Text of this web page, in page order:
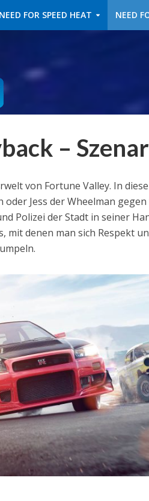
NEED FOR SPEED HEAT NEED
–
von Fortune Valley. In
Jess der Wheelman
Polizei der Stadt in seiner
denen man sich Respekt